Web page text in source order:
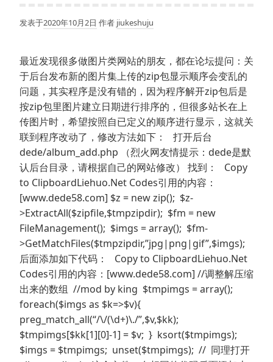
发表于2020年10月2日 作者 jiukeshuju
最近发现很多做图片类网站的朋友，都在论坛提问：关
于后台发布新的图片集上传的zip包显示顺序会变乱的
问题，其实程序是没有错的，因为程序解开zip包后是
按zip包里图片建立日期进行排序的，但很多站长在上
传图片时，希望按照自已定义的顺序进行显示，这就关
联到程序改动了，修改方法如下： 打开后台
dede/album_add.php （烈火网友情提示：dede是默
认后台目录，请根据自己的网站修改） 找到： Copy
to ClipboardLiehuo.Net Codes引用的内容：
[www.dede58.com] $z = new zip(); $z-
>ExtractAll($zipfile,$tmpzipdir); $fm = new
FileManagement(); $imgs = array(); $fm-
>GetMatchFiles($tmpzipdir,”jpg|png|gif”,$imgs);
后面添加如下代码： Copy to ClipboardLiehuo.Net
Codes引用的内容：[www.dede58.com] //调整解压缩
出来的数组 //mod by king $tmpimgs = array();
foreach($imgs as $k=>$v){
preg_match_all(“/\/(\d+)\./”,$v,$kk);
$tmpimgs[$kk[1][0]-1] = $v; } ksort($tmpimgs);
$imgs = $tmpimgs; unset($tmpimgs); // 同理打开